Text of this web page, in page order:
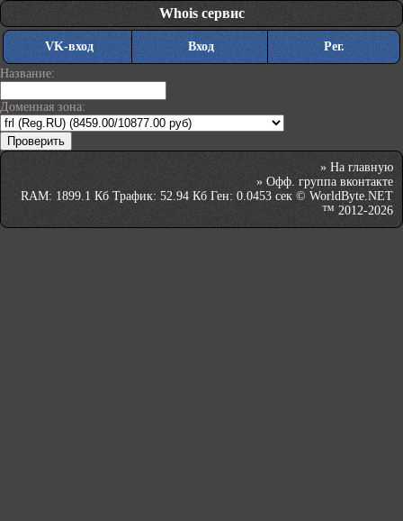
Whois сервис
VK-вход Вход
Рег.
Название:
Доменная зона:
» На главную
» Офф. группа вконтакте
RAM: 1899.1 Кб Трафик: 52.94 Кб Ген: 0.0453 сек © WorldByte.NET
™ 2012-2026